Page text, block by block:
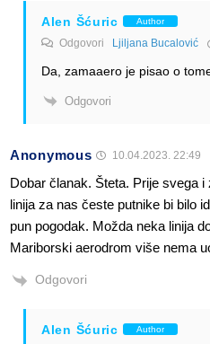
Alen Šćuric Author
Odgovori Ljiljana Bucalović
Da, zamaaero je pisao o
Odgovori
Anonymous 10.04.2023. 22:49
Dobar članak. Šteta. Prije svega
linija za nas česte putnike bi bilo
pun pogodak. Možda neka linija
Mariborski aerodrom više nema
Odgovori
Alen Šćuric Author